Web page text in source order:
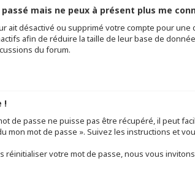
mais ne peux à présent plus me
ait désactivé ou supprimé votre compte pour
afin de réduire la taille de leur base de
du forum.
!
de passe ne puisse pas être récupéré, il peut
mon mot de passe ». Suivez les instructions et
réinitialiser votre mot de passe, nous vous